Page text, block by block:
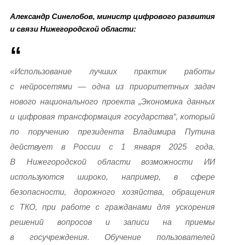
Александр Синелобов, министр цифрового развития
и связи Нижегородской области:
«Использование лучших практик работы
с нейросетями — одна из приоритетных задач
нового национального проекта „Экономика данных
и цифровая трансформация государства“, который
по поручению президента Владимира Путина
действует в России с 1 января 2025 года.
В Нижегородской области возможности ИИ
используются широко, например, в сфере
безопасности, дорожного хозяйства, обращения
с ТКО, при работе с гражданами для ускорения
решений вопросов и записи на приемы
в госучреждения. Обучение пользователей